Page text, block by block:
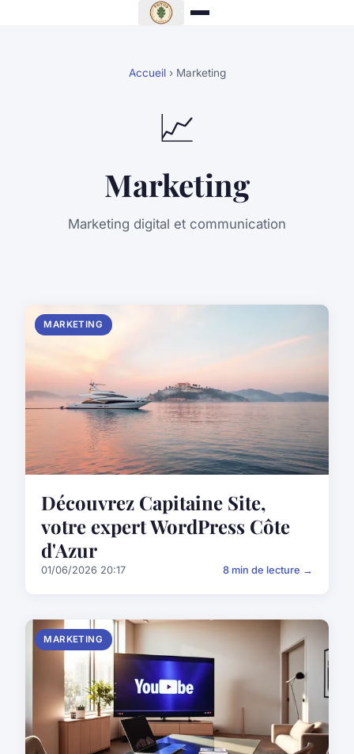
Accueil› Marketing
📈
Marketing
Marketing digital et communication
MARKETING
Découvrez Capitaine Site,
votre expert WordPress Côte
d'Azur
01/06/2026 20:17 8 min de lecture →
MARKETING